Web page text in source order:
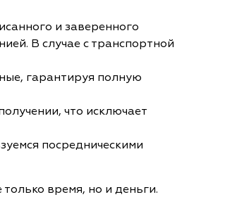
и заверенного
В случае с транспортной
гарантируя полную
что исключает
посредническими
время, но и деньги.